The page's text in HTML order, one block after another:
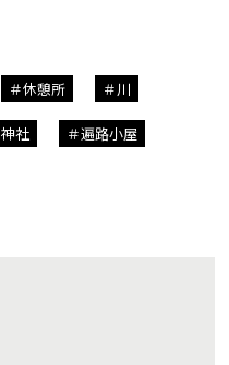
休憩所 川
神社 遍路小屋